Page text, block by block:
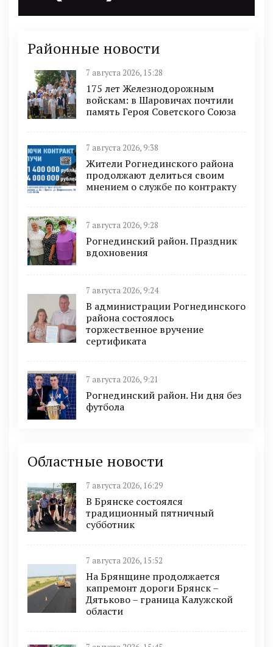
Районные новости
7 августа 2026, 15:28
175 лет Железнодорожным
войскам: в Шаровичах почтили
память Героя Советского Союза
7 августа 2026, 9:38
Жители Рогнединского района
продолжают делиться своим
мнением о службе по контракту
7 августа 2026, 9:28
Рогнединский район. Праздник
вдохновения
7 августа 2026, 9:24
В администрации Рогнединского
района состоялось
торжественное вручение
сертификата
7 августа 2026, 9:21
Рогнединский район. Ни дня без
футбола
Областные новости
7 августа 2026, 16:29
В Брянске состоялся
традиционный пятничный
субботник
7 августа 2026, 15:52
На Брянщине продолжается
капремонт дороги Брянск –
Дятьково – граница Калужской
области